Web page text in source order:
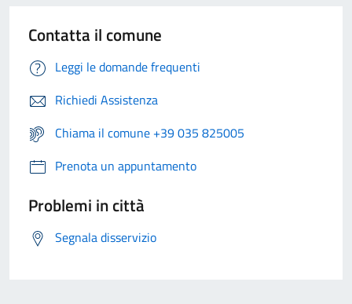
Contatta il comune
Leggi le domande frequenti
Richiedi Assistenza
Chiama il comune +39 035 825005
Prenota un appuntamento
Problemi in città
Segnala disservizio